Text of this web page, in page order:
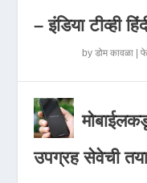
– इंडिया टीव्ही
byडोम कावळा |
उपग्रह सेवेची